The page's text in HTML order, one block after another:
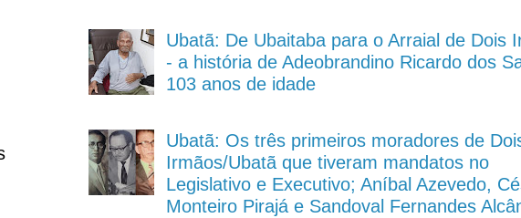
Ubatã: De Ubaitaba para o Arraial de Dois
- a história de Adeobrandino Ricardo dos
103 anos de idade
Ubatã: Os três primeiros moradores de
Irmãos/Ubatã que tiveram mandatos no
Legislativo e Executivo; Aníbal Azevedo,
Monteiro Pirajá e Sandoval Fernandes